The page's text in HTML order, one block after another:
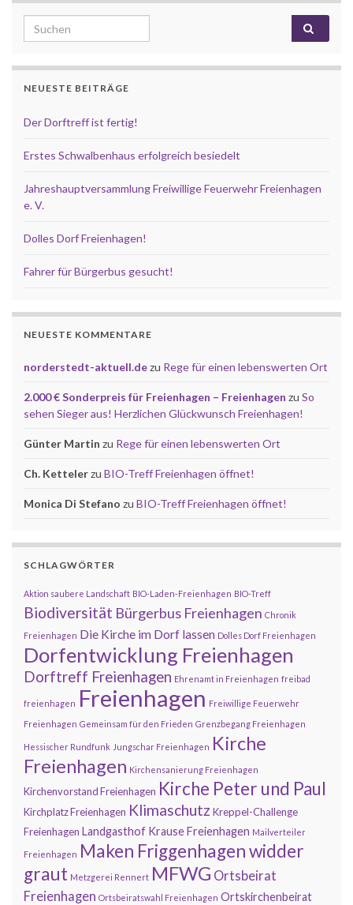
Search for:
NEUESTE BEITRÄGE
Der Dorftreff ist fertig!
Erstes Schwalbenhaus erfolgreich besiedelt
Jahreshauptversammlung Freiwillige Feuerwehr Freienhagen
e. V.
Dolles Dorf Freienhagen!
Fahrer für Bürgerbus gesucht!
NEUESTE KOMMENTARE
norderstedt-aktuell.dezu Rege für einen lebenswerten Ort
2.000 € Sonderpreis für Freienhagen – Freienhagen zu So
sehen Sieger aus! Herzlichen Glückwunsch Freienhagen!
Günter Martin zu Rege für einen lebenswerten Ort
Ch. Kettelerzu BIO-Treff Freienhagen öffnet!
Monica Di Stefano zu BIO-Treff Freienhagen öffnet!
SCHLAGWÖRTER
Aktion saubere Landschaft BIO-Laden-Freienhagen BIO-Treff
Biodiversität Bürgerbus Freienhagen Chronik
Freienhagen Die Kirche im Dorf lassen Dolles Dorf Freienhagen
Dorfentwicklung Freienhagen
Dorftreff Freienhagen Ehrenamt in Freienhagen freibad
freienhagen Freienhagen Freiwillige Feuerwehr
Freienhagen Gemeinsam für den Frieden Grenzbegang Freienhagen
Hessischer Rundfunk Jungschar Freienhagen Kirche
Freienhagen Kirchensanierung Freienhagen
Kirchenvorstand Freienhagen Kirche Peter und Paul
Kirchplatz Freienhagen Klimaschutz Kreppel-Challenge
Freienhagen Landgasthof Krause Freienhagen Mailverteiler
Freienhagen Maken Friggenhagen widder
graut Metzgerei Rennert MFWG Ortsbeirat
Freienhagen Ortsbeiratswahl Freienhagen Ortskirchenbeirat